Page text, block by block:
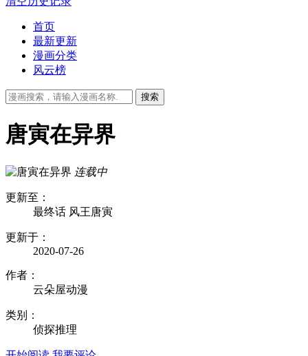
首页
最新更新
漫画分类
风云榜
唐寅在异界
连载中
更新至：
最终话 风王唐寅
更新于：
2020-07-26
作者：
云朵屋动漫
类别：
侦探推理